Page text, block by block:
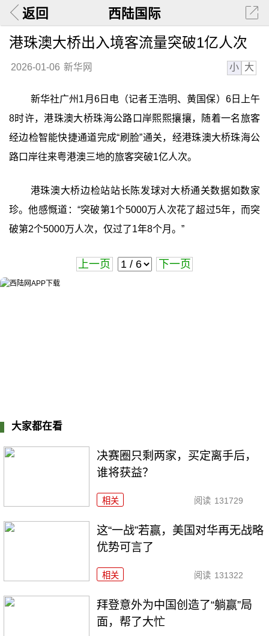
返回 西陆国际
港珠澳大桥出入境客流量突破1亿人次
2026-01-06 新华网 小 大
新华社广州1月6日电（记者王浩明、黄国保）6日上午
8时许，港珠澳大桥珠海公路口岸熙熙攘攘，随着一名旅客
经边检智能快捷通道完成“刷脸”通关，经港珠澳大桥珠海公
路口岸往来粤港澳三地的旅客突破1亿人次。
港珠澳大桥边检站站长陈发球对大桥通关数据如数家
珍。他感慨道：“突破第1个5000万人次花了超过5年，而突
破第2个5000万人次，仅过了1年8个月。”
上一页 下一页
大家都在看
决赛圈只剩两家，买定离手后，
谁将获益？
相关 阅读 131729
这“一战”若赢，美国对华再无战略
优势可言了
相关 阅读 131322
拜登意外为中国创造了“躺赢”局
面，帮了大忙